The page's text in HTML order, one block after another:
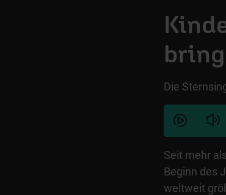
Die
Seit mehr
Beginn des
weltweit